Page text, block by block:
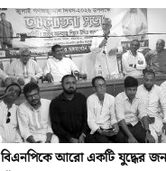
বিএনপিকে আরো একটি যুদ্ধের